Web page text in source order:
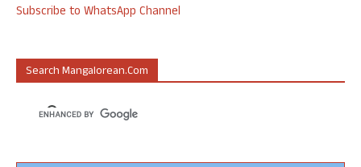
Subscribe to WhatsApp Channel
Search Mangalorean.com